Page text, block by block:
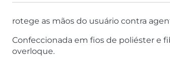
rotege as mãos do usuário contra
Confeccionada em fios de poliéster e
overloque.